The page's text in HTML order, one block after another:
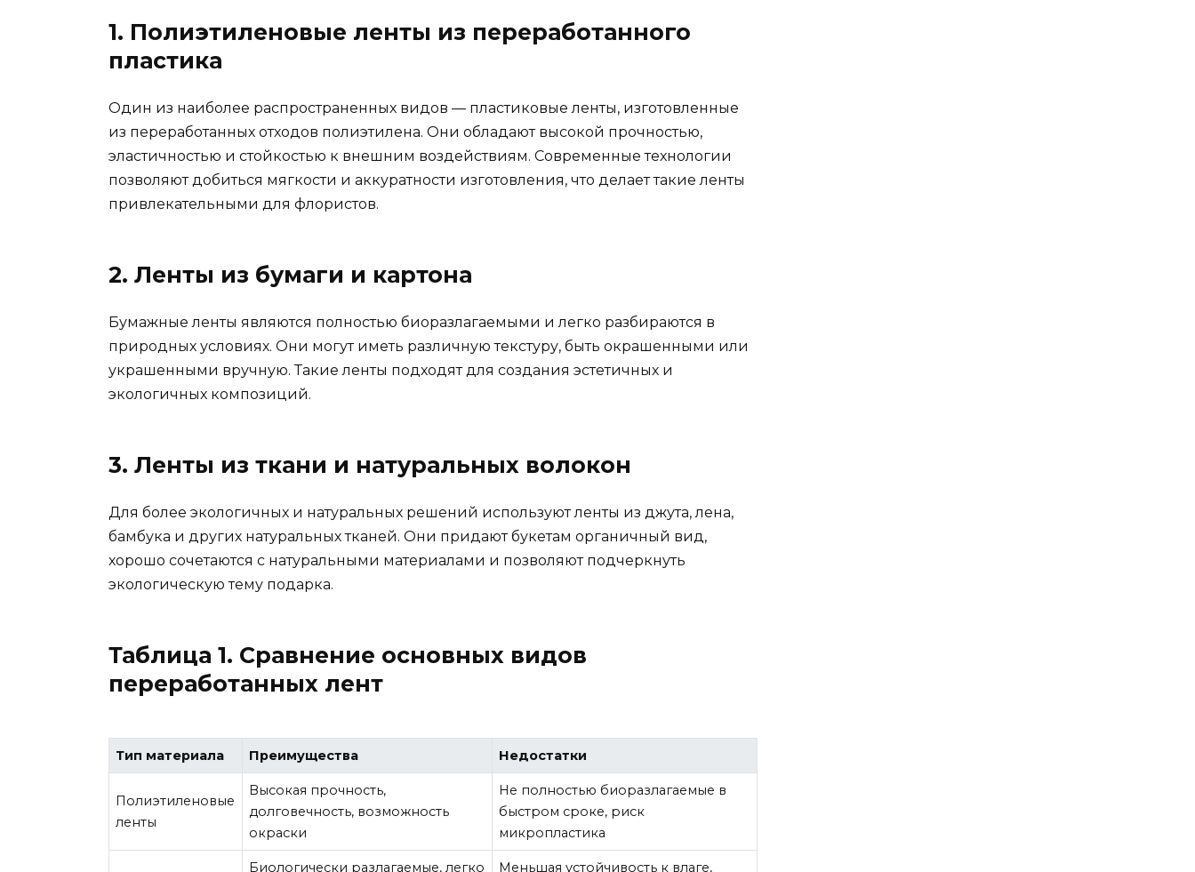
1. Полиэтиленовые ленты из переработанного
пластика
Один из наиболее распространенных видов — пластиковые ленты, изготовленные
из переработанных отходов полиэтилена. Они обладают высокой прочностью,
эластичностью и стойкостью к внешним воздействиям. Современные технологии
позволяют добиться мягкости и аккуратности изготовления, что делает такие ленты
привлекательными для флористов.
2. Ленты из бумаги и картона
Бумажные ленты являются полностью биоразлагаемыми и легко разбираются в
природных условиях. Они могут иметь различную текстуру, быть окрашенными или
украшенными вручную. Такие ленты подходят для создания эстетичных и
экологичных композиций.
3. Ленты из ткани и натуральных волокон
Для более экологичных и натуральных решений используют ленты из джута, лена,
бамбука и других натуральных тканей. Они придают букетам органичный вид,
хорошо сочетаются с натуральными материалами и позволяют подчеркнуть
экологическую тему подарка.
Таблица 1. Сравнение основных видов
переработанных лент
Тип материала Преимущества Недостатки
Полиэтиленовые
ленты
Высокая прочность,
долговечность, возможность
окраски
Не полностью биоразлагаемые в
быстром сроке, риск
микропластика
Биологически разлагаемые, легко Меньшая устойчивость к влаге,